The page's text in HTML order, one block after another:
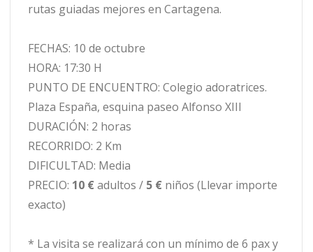
rutas guiadas mejores en Cartagena.
FECHAS: 10 de octubre
HORA: 17:30 H
PUNTO DE ENCUENTRO: Colegio adoratrices.
Plaza España, esquina paseo Alfonso XIII
DURACIÓN: 2 horas
RECORRIDO: 2 Km
DIFICULTAD: Media
PRECIO: 10 €adultos / 5 € niños (Llevar importe
exacto)
* La visita se realizará con un mínimo de 6 pax y